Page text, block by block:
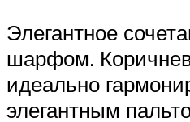
Элегантное
шарфом.
идеально
элегантным